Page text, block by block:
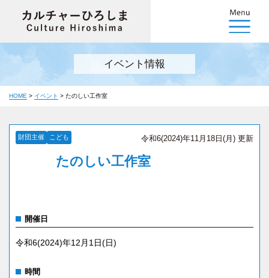
イベント情報
HOME > イベント > たのしい工作室
令和6(2024)年11月18日(月) 更新
財団主催 こども
たのしい工作室
開催日
令和6(2024)年12月1日(日)
時間